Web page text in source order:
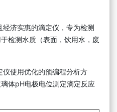
济实惠的滴定仪，专为检测
检测水质（表面，饮用水，废
使用优化的预编程分析方
体pH电极电位测定滴定反应